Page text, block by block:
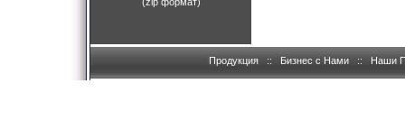
Продукция :: Бизнес с Нами :: Наши